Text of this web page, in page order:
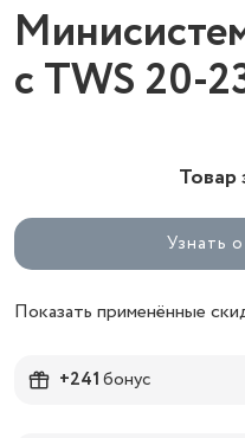
с TWS 20-
Товар
Узнать
Показать применённые
+241бонус